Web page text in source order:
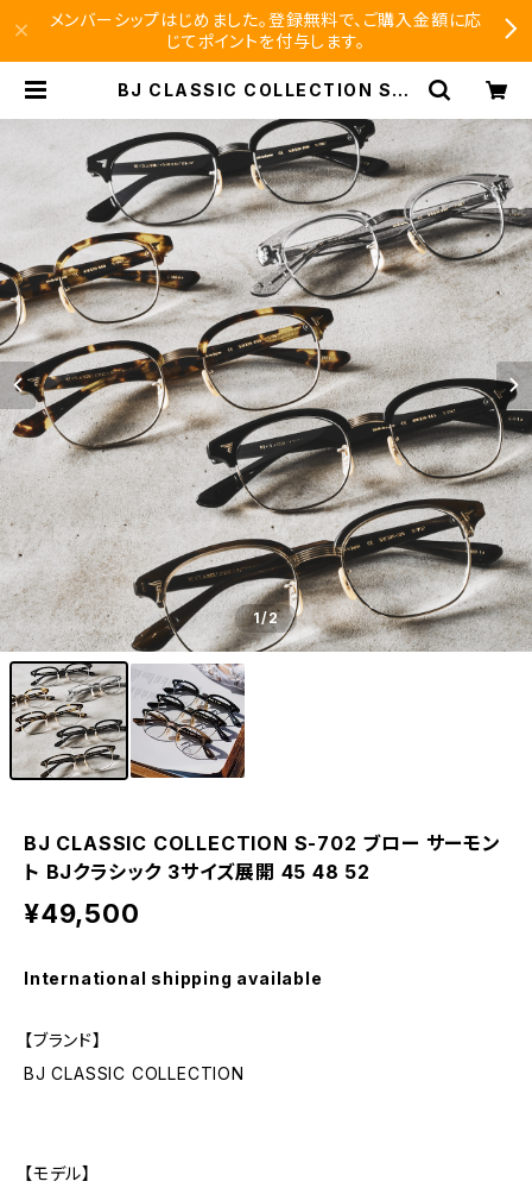
メンバーシップはじめました。登録無料で、ご購入金額に応
じてポイントを付与します。
BJ CLASSIC COLLECTION S-7
3サイズ展開 45 48 52 | SEISHID
O
1/2
BJ CLASSIC COLLECTION S-702 ブロー サーモン
ト BJクラシック 3サイズ展開 45 48 52
¥49,500
International shipping available
【ブランド】
BJ CLASSIC COLLECTION
【モデル】